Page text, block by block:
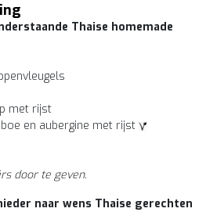
Thaise homemade
met rijst
en aubergine met rijst
door te geven.
naar wens Thaise gerechten